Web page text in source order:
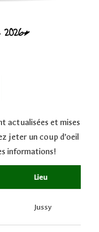
actualisées et mises
jeter un coup d’oeil
informations!
Lieu
Jussy